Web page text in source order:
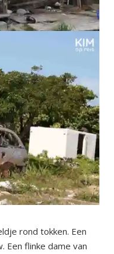
rond tokken. Een
Een flinke dame van